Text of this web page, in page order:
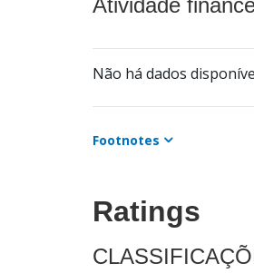
Atividade
Não há dados
Footnotes
Ratings